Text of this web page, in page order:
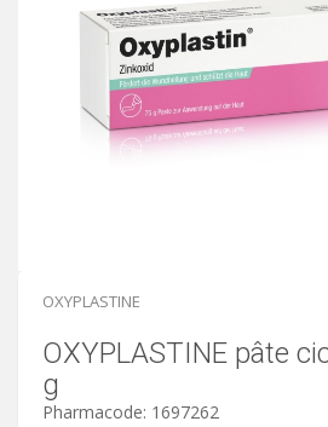
OXYPLASTINE
OXYPLASTINE pâte
g
Pharmacode: 1697262